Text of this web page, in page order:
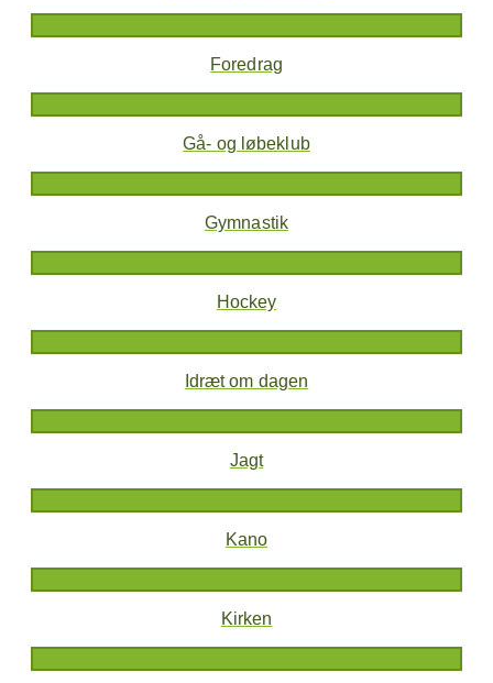
Foredrag
Gå- og løbeklub
Gymnastik
Hockey
Idræt om dagen
Jagt
Kano
Kirken